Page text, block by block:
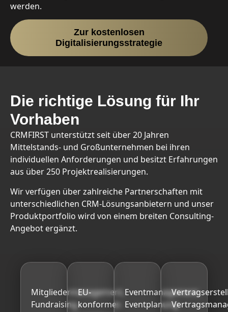
werden.
Zur kostenlosen
Digitalisierungsstrategie
Die richtige Lösung für Ihr
Vorhaben
CRMFIRST unterstützt seit über 20 Jahren
Mittelstands- und Großunternehmen bei ihren
individuellen Anforderungen und besitzt Erfahrungen
aus über 250 Projektrealisierungen.
Wir verfügen über zahlreiche Partnerschaften mit
unterschiedlichen CRM-Lösungsanbietern und unser
Produktportfolio wird von einem breiten Consulting-
Angebot ergänzt.
Mitgliedermanagement,
Fundraising,
EU-
konformes
Eventmanagement,
Eventplanung